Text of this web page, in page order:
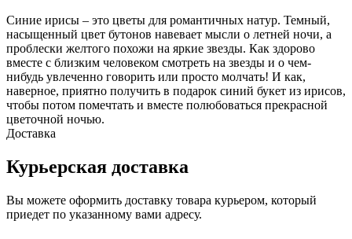
Синие ирисы – это цветы для романтичных натур. Темный,
насыщенный цвет бутонов навевает мысли о летней ночи, а
проблески желтого похожи на яркие звезды. Как здорово
вместе с близким человеком смотреть на звезды и о чем-
нибудь увлеченно говорить или просто молчать! И как,
наверное, приятно получить в подарок синий букет из ирисов,
чтобы потом помечтать и вместе полюбоваться прекрасной
цветочной ночью.
Доставка
Курьерская доставка
Вы можете оформить доставку товара курьером, который
приедет по указанному вами адресу.